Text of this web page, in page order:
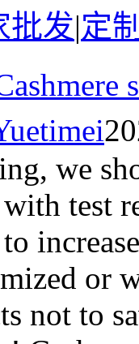
批发|定
we
test
or
not to